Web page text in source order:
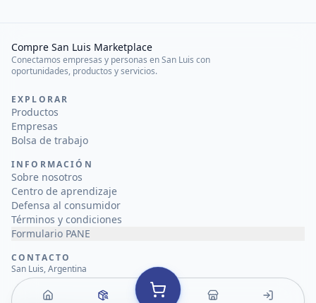
Compre San Luis Marketplace
Conectamos empresas y personas en San Luis con
oportunidades, productos y servicios.
EXPLORAR
Productos
Empresas
Bolsa de trabajo
INFORMACIÓN
Sobre nosotros
Centro de aprendizaje
Defensa al consumidor
Términos y condiciones
Formulario PANE
CONTACTO
San Luis, Argentina